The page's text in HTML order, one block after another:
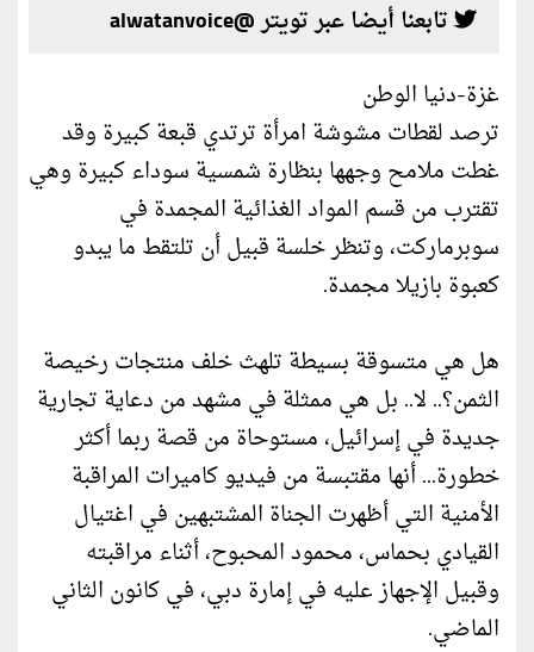
تابعنا أيضا عبر تويتر @alwatanvoice
غزة-دنيا الوطن
ترصد لقطات مشوشة امرأة ترتدي قبعة كبيرة وقد
غطت ملامح وجهها بنظارة شمسية سوداء كبيرة وهي
تقترب من قسم المواد الغذائية المجمدة في
سوبرماركت، وتنظر خلسة قبيل أن تلتقط ما يبدو
كعبوة بازيلا مجمدة.
هل هي متسوقة بسيطة تلهث خلف منتجات رخيصة
الثمن؟.. لا.. بل هي ممثلة في مشهد من دعاية تجارية
جديدة في إسرائيل، مستوحاة من قصة ربما أكثر
خطورة... أنها مقتبسة من فيديو كاميرات المراقبة
الأمنية التي أظهرت الجناة المشتبهين في اغتيال
القيادي بحماس، محمود المحبوح، أثناء مراقبته
وقبيل الإجهاز عليه في إمارة دبي، في كانون الثاني
الماضي.